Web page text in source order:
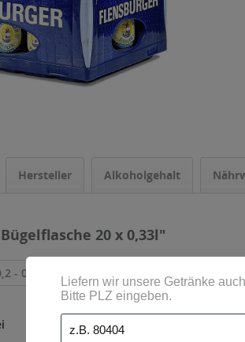
Hersteller Alkoholgehalt
20 x 0,33l"
- 0,33 l